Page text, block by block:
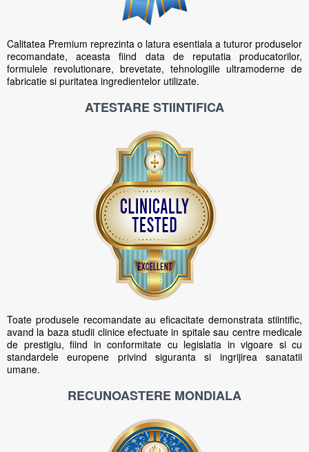
Calitatea Premium reprezinta o latura esentiala a tuturor produselor
recomandate, aceasta fiind data de reputatia producatorilor,
formulele revolutionare, brevetate, tehnologiile ultramoderne de
fabricatie si puritatea ingredientelor utilizate.
ATESTARE STIINTIFICA
Toate produsele recomandate au eficacitate demonstrata stiintific,
avand la baza studii clinice efectuate in spitale sau centre medicale
de prestigiu, fiind in conformitate cu legislatia in vigoare si cu
standardele europene privind siguranta si ingrijirea sanatatii
umane.
RECUNOASTERE MONDIALA